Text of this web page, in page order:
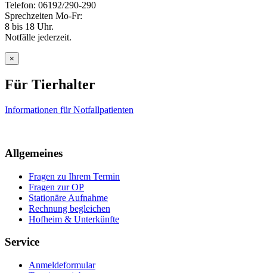
Telefon: 06192/290-290
Sprechzeiten Mo-Fr:
8 bis 18 Uhr.
Notfälle jederzeit.
×
Für Tierhalter
Informationen für Notfallpatienten
Allgemeines
Fragen zu Ihrem Termin
Fragen zur OP
Stationäre Aufnahme
Rechnung begleichen
Hofheim & Unterkünfte
Service
Anmeldeformular